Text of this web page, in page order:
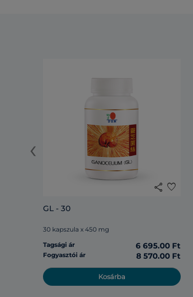
share favorite
GL - 30
30 kapszula x 450 mg
Tagsági ár
6 695.00 Ft
Fogyasztói ár 8 570.00 Ft
Kosárba
‹